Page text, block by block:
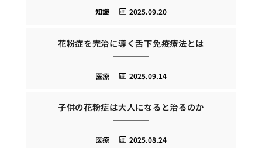
2025.09.20
知識
花粉症を完治に導く舌下免疫療法とは
2025.09.14
医療
子供の花粉症は大人になると治るのか
2025.08.24
医療